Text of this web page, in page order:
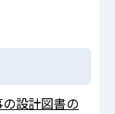
設計図書の